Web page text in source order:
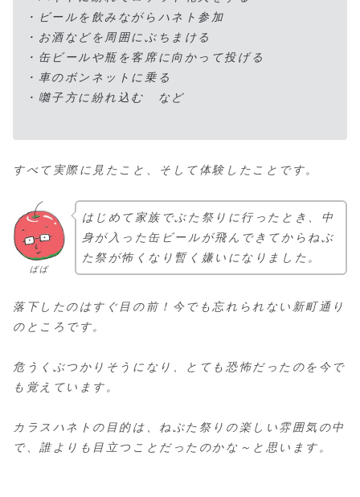
・ビールを飲みながらハネト参加
・お酒などを周囲にぶちまける
・缶ビールや瓶を客席に向かって投げる
・車のボンネットに乗る
・囃子方に紛れ込む など
すべて実際に見たこと、そして体験したことです。
ぱぱ
はじめて家族でぶた祭りに行ったとき、中
身が入った缶ビールが飛んできてからねぶ
た祭が怖くなり暫く嫌いになりました。
落下したのはすぐ目の前！今でも忘れられない新町通り
のところです。
危うくぶつかりそうになり、とても恐怖だったのを今で
も覚えています。
カラスハネトの目的は、ねぶた祭りの楽しい雰囲気の中
で、誰よりも目立つことだったのかな～と思います。